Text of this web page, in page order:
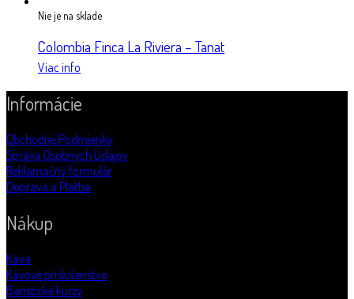
Nie je na sklade
Colombia Finca La Riviera – Tanat
Viac info
Informácie
Obchodné Podmienky
Správa Osobných Údajov
Reklamačný formulár
Doprava a Platba
Nákup
Káva
Kávové príslušenstvo
Baristické kurzy